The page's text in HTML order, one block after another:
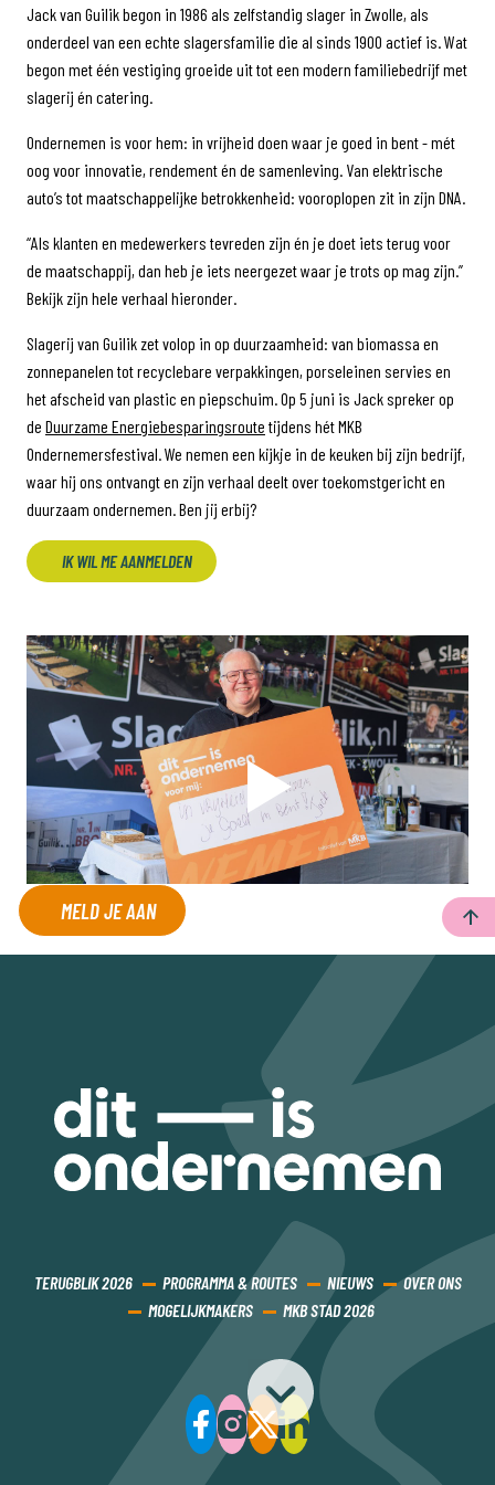
Jack van Guilik begon in 1986 als zelfstandig slager in Zwolle, als
onderdeel van een echte slagersfamilie die al sinds 1900 actief is. Wat
begon met één vestiging groeide uit tot een modern familiebedrijf met
slagerij én catering.
Ondernemen is voor hem: in vrijheid doen waar je goed in bent - mét
oog voor innovatie, rendement én de samenleving. Van elektrische
auto’s tot maatschappelijke betrokkenheid: vooroplopen zit in zijn DNA.
“Als klanten en medewerkers tevreden zijn én je doet iets terug voor
de maatschappij, dan heb je iets neergezet waar je trots op mag zijn.”
Bekijk zijn hele verhaal hieronder.
Slagerij van Guilik zet volop in op duurzaamheid: van biomassa en
zonnepanelen tot recyclebare verpakkingen, porseleinen servies en
het afscheid van plastic en piepschuim. Op 5 juni is Jack spreker op
de Duurzame Energiebesparingsroute tijdens hét MKB
Ondernemersfestival. We nemen een kijkje in de keuken bij zijn bedrijf,
waar hij ons ontvangt en zijn verhaal deelt over toekomstgericht en
duurzaam ondernemen. Ben jij erbij?
IK WIL ME AANMELDEN
MELD JE AAN
TERUGBLIK 2026 PROGRAMMA & ROUTES NIEUWS
OVER ONS
MOGELIJKMAKERS
MKB STAD 2026